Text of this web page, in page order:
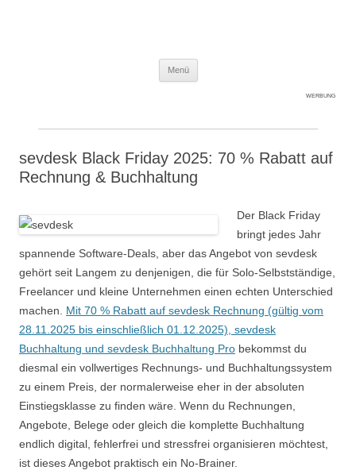
Menü
WERBUNG
sevdesk Black Friday 2025: 70 % Rabatt auf
Rechnung & Buchhaltung
Der Black Friday
bringt jedes Jahr
spannende Software-Deals, aber das Angebot von sevdesk
gehört seit Langem zu denjenigen, die für Solo-Selbstständige,
Freelancer und kleine Unternehmen einen echten Unterschied
machen. Mit 70 % Rabatt auf sevdesk Rechnung (gültig vom
28.11.2025 bis einschließlich 01.12.2025), sevdesk
Buchhaltung und sevdesk Buchhaltung Pro bekommst du
diesmal ein vollwertiges Rechnungs- und Buchhaltungssystem
zu einem Preis, der normalerweise eher in der absoluten
Einstiegsklasse zu finden wäre. Wenn du Rechnungen,
Angebote, Belege oder gleich die komplette Buchhaltung
endlich digital, fehlerfrei und stressfrei organisieren möchtest,
ist dieses Angebot praktisch ein No-Brainer.